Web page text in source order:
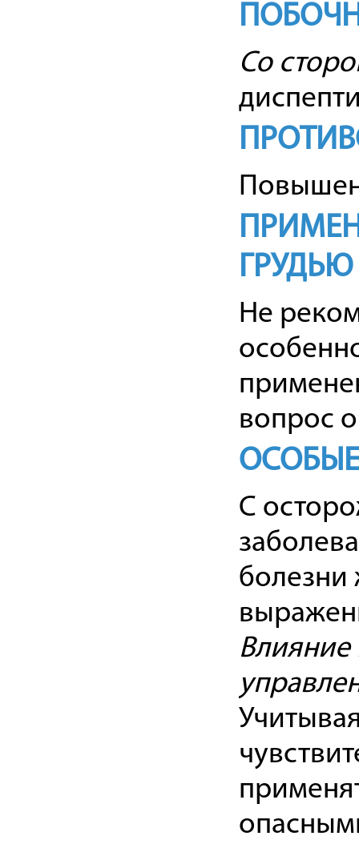
Со
ГРУДЬЮ
Не
вопрос
С
болезни
Влияние